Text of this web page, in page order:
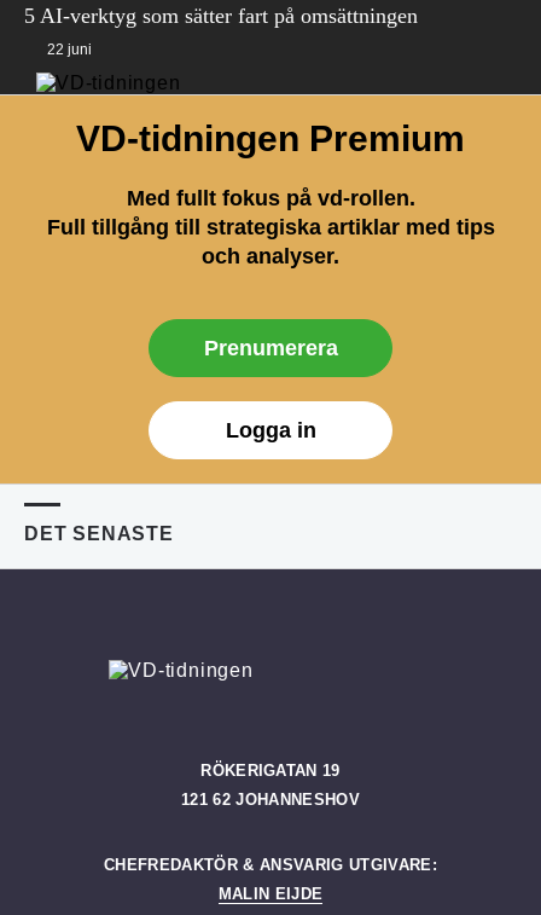
5 AI-verktyg som sätter fart på omsättningen
22 juni
VD-tidningen Premium
Med fullt fokus på vd-rollen.
Full tillgång till strategiska artiklar med tips
och analyser.
Prenumerera
Logga in
DET SENASTE
RÖKERIGATAN 19
121 62 JOHANNESHOV
CHEFREDAKTÖR & ANSVARIG UTGIVARE:
MALIN EIJDE